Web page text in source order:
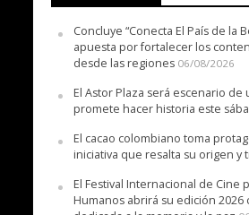
Concluye “Conecta El País de la
apuesta por fortalecer los
desde las regiones 06/08/2026
El Astor Plaza será escenario de
promete hacer historia este
El cacao colombiano toma
iniciativa que resalta su origen y
El Festival Internacional de Cine
Humanos abrirá su edición 2026